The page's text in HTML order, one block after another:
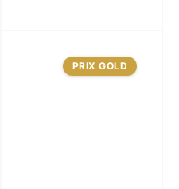
PRIX GOLD